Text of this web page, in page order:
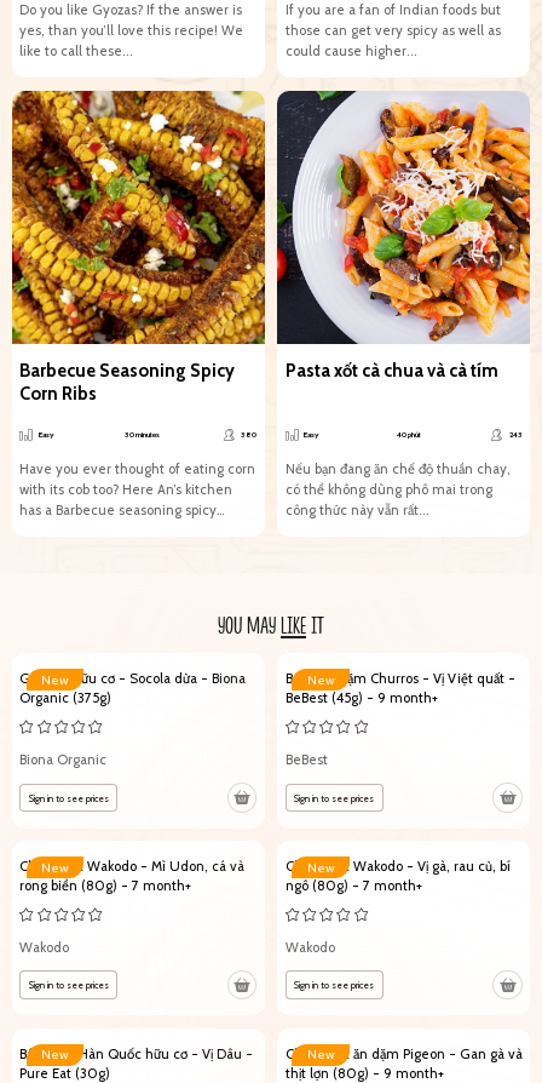
Do you like Gyozas? If the answer is
yes, than you’ll love this recipe! We
like to call these...
If you are a fan of Indian foods but
those can get very spicy as well as
could cause higher...
Barbecue Seasoning Spicy
Corn Ribs
Easy 30 minutes 380
Have you ever thought of eating corn
with its cob too? Here An’s kitchen
has a Barbecue seasoning spicy
Pasta xốt cà chua và cà tím
Easy 40 phút 243
Nếu bạn đang ăn chế độ thuần chay,
có thể không dùng phô mai trong
công thức này vẫn rất...
YOU MAYLIKEIT
New
Granola hữu cơ - Socola dừa - Biona
Organic (375g)
Biona Organic
Sign in to see prices
New
Bánh ăn dặm Churros - Vị Việt quất -
BeBest (45g) - 9 month+
BeBest
Sign in to see prices
New
Cháo Nhật Wakodo - Mì Udon, cá và
rong biển (80g) - 7 month+
Wakodo
Sign in to see prices
New
Cháo Nhật Wakodo - Vị gà, rau củ, bí
ngô (80g) - 7 month+
Wakodo
Sign in to see prices
New
Bánh gạo Hàn Quốc hữu cơ - Vị Dâu -
Pure Eat (30g)
New
Cháo Nhật ăn dặm Pigeon - Gan gà và
thịt lợn (80g) - 9 month+